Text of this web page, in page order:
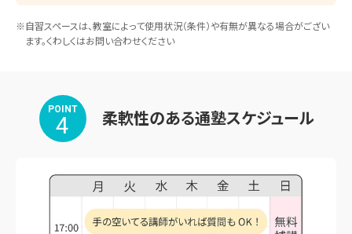
※自習スペースは、教室によって使用状況（条件）や有無が異なる場合がござい
ます。くわしくはお問い合わせください
POINT
4 柔軟性のある通塾スケジュール